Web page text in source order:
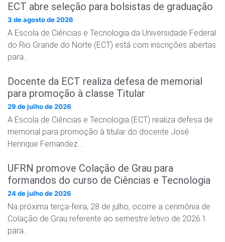
ECT abre seleção para bolsistas de graduação
3 de agosto de 2026
A Escola de Ciências e Tecnologia da Universidade Federal
do Rio Grande do Norte (ECT) está com inscrições abertas
para…
Docente da ECT realiza defesa de memorial
para promoção à classe Titular
29 de julho de 2026
A Escola de Ciências e Tecnologia (ECT) realiza defesa de
memorial para promoção à titular do docente José
Henrique Fernandez….
UFRN promove Colação de Grau para
formandos do curso de Ciências e Tecnologia
24 de julho de 2026
Na próxima terça-feira, 28 de julho, ocorre a cerimônia de
Colação de Grau referente ao semestre letivo de 2026.1
para…